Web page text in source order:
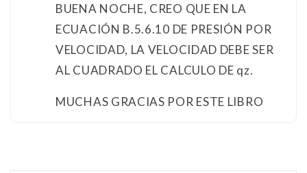
BUENA NOCHE, CREO QUE EN LA
ECUACIÓN B.5.6.10 DE PRESIÓN POR
VELOCIDAD, LA VELOCIDAD DEBE SER
AL CUADRADO EL CALCULO DE qz.
MUCHAS GRACIAS POR ESTE LIBRO